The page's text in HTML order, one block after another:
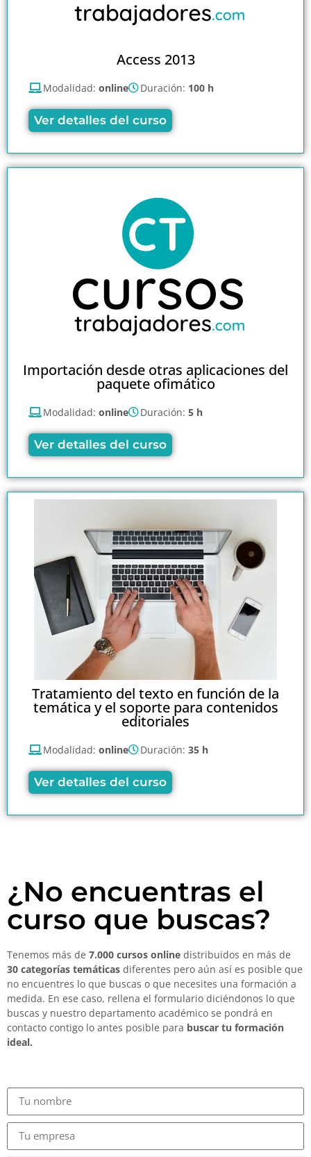
Access 2013
Modalidad: online Duración: 100 h
Ver detalles del curso
Importación desde otras aplicaciones del
paquete ofimático
Modalidad: online Duración: 5 h
Ver detalles del curso
Tratamiento del texto en función de la
temática y el soporte para contenidos
editoriales
Modalidad: online Duración: 35 h
Ver detalles del curso
¿No encuentras el
curso que buscas?
Tenemos más de 7.000 cursos online distribuidos en más de
30 categorías temáticas diferentes pero aún así es posible que
no encuentres lo que buscas o que necesites una formación a
medida. En ese caso, rellena el formulario diciéndonos lo que
buscas y nuestro departamento académico se pondrá en
contacto contigo lo antes posible para buscar tu formación
ideal.